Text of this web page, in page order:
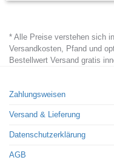
multiple
variants.
may
be
chosen
* Alle Preise verstehen sich
Versandkosten, Pfand und
Bestellwert Versand gratis
Zahlungsweisen
Versand & Lieferung
Datenschutzerklärung
AGB